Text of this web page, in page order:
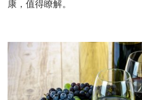
康，值得瞭解。